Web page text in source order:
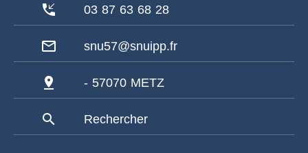
phone_callback 03 87 63 68 28
mail_outline snu57@snuipp.fr
pin_drop - 57070 METZ
search Rechercher